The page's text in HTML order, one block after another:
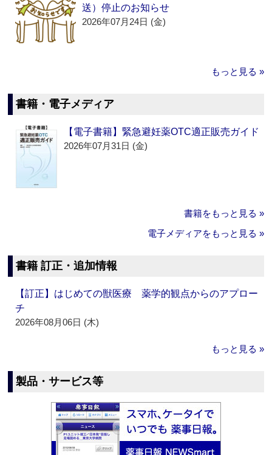
送）停止のお知らせ
2026年07月24日 (金)
もっと見る »
書籍・電子メディア
【電子書籍】緊急避妊薬OTC適正販売ガイド
2026年07月31日 (金)
書籍をもっと見る »
電子メディアをもっと見る »
書籍 訂正・追加情報
【訂正】はじめての獣医療 薬学的観点からのアプロー
チ
2026年08月06日 (木)
もっと見る »
製品・サービス等